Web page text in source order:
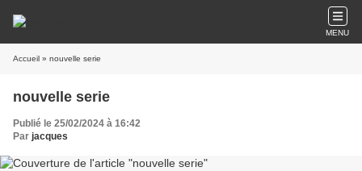
MENU
Accueil » nouvelle serie
nouvelle serie
Publié le 25/02/2024 à 16:42
Par jacques